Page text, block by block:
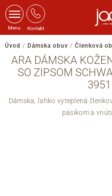
Menu Kontakt
Úvod / Dámska obuv / Členková
ARA DÁMSKA
SO ZIPSOM
Dámska, ľahko vyteplená
pásikom a